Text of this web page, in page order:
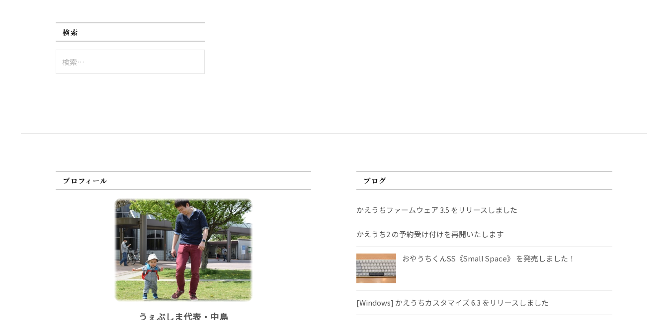
検索
索:
プロフィール
うぇぶしま代表・中島
ブログ
かえうちファームウェア 3.5 をリリースしました
かえうち2 の予約受け付けを再開いたします
おやうちくんSS《Small Space》 を発売しました！
[Windows] かえうちカスタマイズ 6.3 をリリースしました